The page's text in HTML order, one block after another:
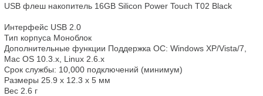
USB флеш накопитель 16GB Silicon Power Touch T02 Black
Интерфейс USB 2.0
Тип корпуса Моноблок
Дополнительные функции Поддержка ОС: Windows XP/Vista/7,
Mac OS 10.3.x, Linux 2.6.x
Срок службы: 10,000 подключений (минимум)
Размеры 25.9 x 12.3 x 5 мм
Вес 2.6 г